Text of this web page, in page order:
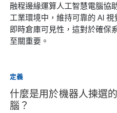
融程邊緣運算人工智慧電腦協
工業環境中，維持可靠的 AI
即時倉庫可見性，這對於確保
至關重要。
定義
什麼是用於機器人揀選
腦？